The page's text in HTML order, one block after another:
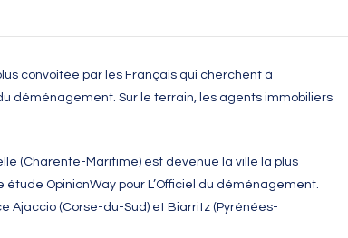
convoitée par les Français qui cherchent à
déménagement. Sur le terrain, les agents immobiliers
(Charente-Maritime) est devenue la ville la plus
étude OpinionWay pour L’Officiel du déménagement.
(Corse-du-Sud) et Biarritz (Pyrénées-